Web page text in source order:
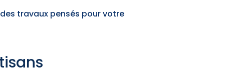
travaux pensés pour votre